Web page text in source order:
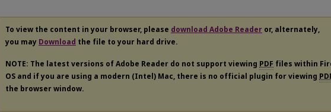
To view the content in your browser, please download Adobe Reader or, alternately,
you may Download the file to your hard drive.
NOTE: The latest versions of Adobe Reader do not support viewing PDF files within
OS and if you are using a modern (Intel) Mac, there is no official plugin for viewing
the browser window.